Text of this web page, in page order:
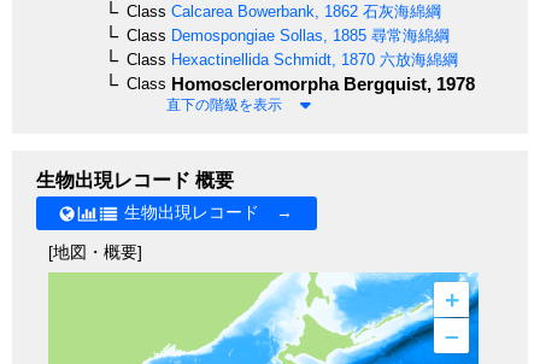
Class Calcarea Bowerbank, 1862 石灰海綿綱
Class Demospongiae Sollas, 1885 尋常海綿綱
Class Hexactinellida Schmidt, 1870 六放海綿綱
Class HomoscleromorphaBergquist, 1978
直下の階級を表示
生物出現レコード 概要
生物出現レコード →
[地図・概要]
+
–